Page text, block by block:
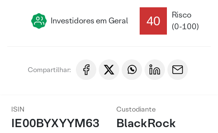
Investidores em Geral 40
Risco
(0-100)
Compartilhar:
ISIN
IE00BYXYYM63
Custodiante
BlackRock